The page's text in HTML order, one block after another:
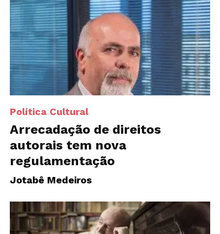
Política Cultural
Arrecadação de direitos
autorais tem nova
regulamentação
Jotabê Medeiros